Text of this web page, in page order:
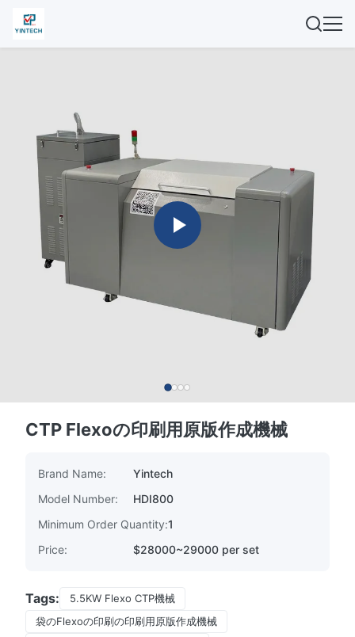
CTP Flexoの印刷用原版作成機械
Brand Name:
Yintech
Model Number:
HDI800
Minimum Order Quantity:1
Price:
$28000~29000 per set
Tags:
5.5KW Flexo CTP機械
袋のFlexoの印刷の印刷用原版作成機械